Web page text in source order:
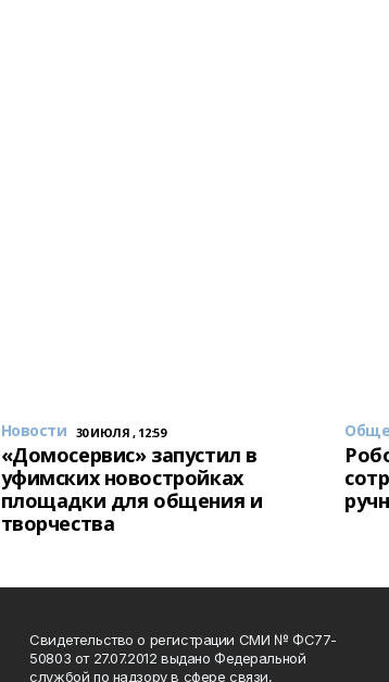
Новости 30 ИЮЛЯ , 12:59
«Домосервис» запустил в
уфимских новостройках
площадки для общения и
творчества
Свидетельство о регистрации СМИ № ФС77-
50803 от 27.07.2012 выдано Федеральной
службой по надзору в сфере связи,